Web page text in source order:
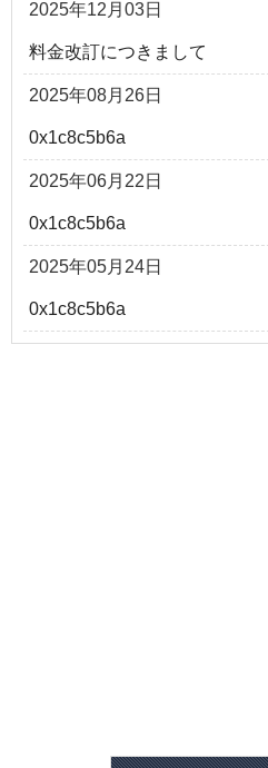
2025年12月03日
料金改訂につきまして
2025年08月26日
0x1c8c5b6a
2025年06月22日
0x1c8c5b6a
2025年05月24日
0x1c8c5b6a